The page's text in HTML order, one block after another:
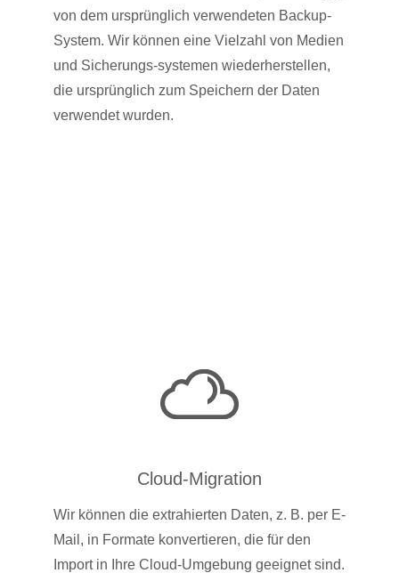
von dem ursprünglich verwendeten Backup-
System. Wir können eine Vielzahl von Medien
und Sicherungs-systemen wiederherstellen,
die ursprünglich zum Speichern der Daten
verwendet wurden.
Cloud-Migration
Wir können die extrahierten Daten, z. B. per E-
Mail, in Formate konvertieren, die für den
Import in Ihre Cloud-Umgebung geeignet sind.